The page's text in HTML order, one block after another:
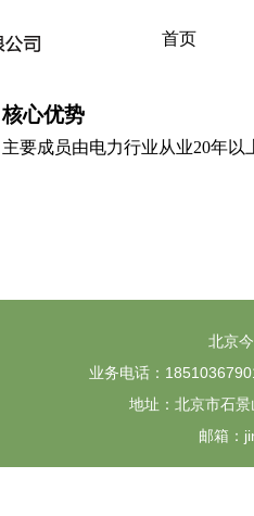
首页
核心优势
主要成员由电力行业从业20年以
北京
业务电话：
地址：北京市石
邮箱：